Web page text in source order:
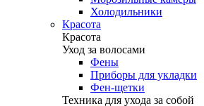
Холодильники
Красота
Красота
Уход за волосами
Фены
Приборы для укладки
Фен-щетки
Техника для ухода за собой